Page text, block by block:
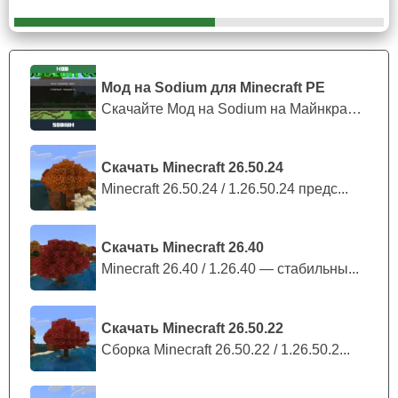
Мод на Sodium для Minecraft PE
Скачайте Мод на Sodium на Майнкрафт П...
Скачать Minecraft 26.50.24
Minecraft 26.50.24 / 1.26.50.24 предс...
Скачать Minecraft 26.40
Minecraft 26.40 / 1.26.40 — стабильны...
Скачать Minecraft 26.50.22
Сборка Minecraft 26.50.22 / 1.26.50.2...
Улучшена работа освещения и эффектов в
сценариях с Vibrant Visuals.
Геймплей и стабильность
Поборник с именем «Johnny» снова корректно
атакует цели, как и задумано.
Исправлена преждевременная выдача достижения
На Windows устранена проблема со сбросом размера
окна после перезапуска.
Графические изменения и
Vibrant Visuals